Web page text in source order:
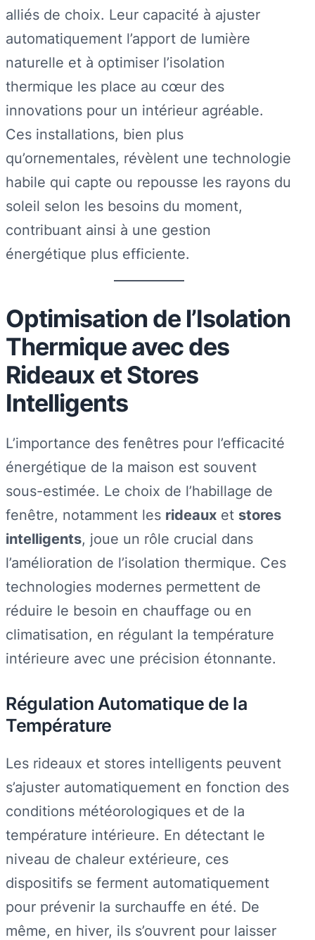
alliés de choix. Leur capacité à ajuster
automatiquement l’apport de lumière
naturelle et à optimiser l’isolation
thermique les place au cœur des
innovations pour un intérieur agréable.
Ces installations, bien plus
qu’ornementales, révèlent une technologie
habile qui capte ou repousse les rayons du
soleil selon les besoins du moment,
contribuant ainsi à une gestion
énergétique plus efficiente.
Optimisation de l’Isolation
Thermique avec des
Rideaux et Stores
Intelligents
L’importance des fenêtres pour l’efficacité
énergétique de la maison est souvent
sous-estimée. Le choix de l’habillage de
fenêtre, notamment les rideaux et stores
intelligents, joue un rôle crucial dans
l’amélioration de l’isolation thermique. Ces
technologies modernes permettent de
réduire le besoin en chauffage ou en
climatisation, en régulant la température
intérieure avec une précision étonnante.
Régulation Automatique de la
Température
Les rideaux et stores intelligents peuvent
s’ajuster automatiquement en fonction des
conditions météorologiques et de la
température intérieure. En détectant le
niveau de chaleur extérieure, ces
dispositifs se ferment automatiquement
pour prévenir la surchauffe en été. De
même, en hiver, ils s’ouvrent pour laisser